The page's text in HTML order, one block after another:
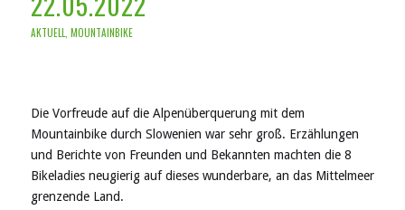
AKTUELL MOUNTAINBIKE
Die Vorfreude auf die Alpenüberquerung mit dem
Mountainbike durch Slowenien war sehr groß. Erzählungen
und Berichte von Freunden und Bekannten machten die 8
Bikeladies neugierig auf dieses wunderbare, an das Mittelmeer
grenzende Land.